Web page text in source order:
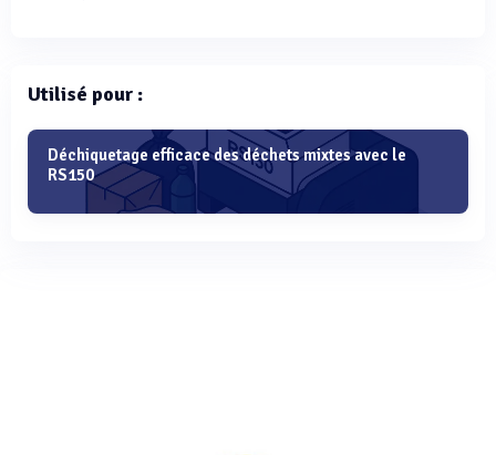
Utilisé pour :
Déchiquetage efficace des déchets mixtes avec le
RS150